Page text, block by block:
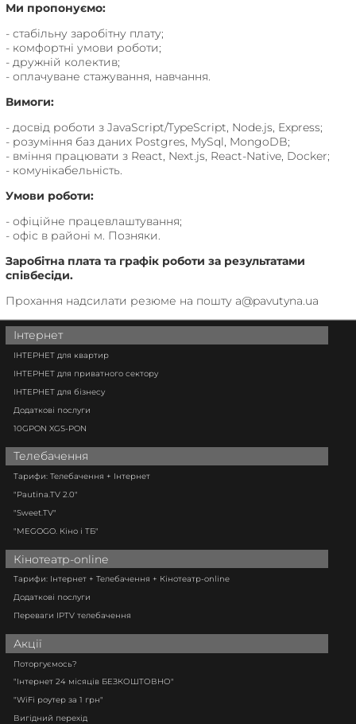
Ми пропонуємо:
- стабільну заробітну плату;
- комфортні умови роботи;
- дружній колектив;
- оплачуване стажування, навчання.
Вимоги:
- досвід роботи з JavaScript/TypeScript, Node.js, Express;
- розуміння баз даних Postgres, MySql, MongoDB;
- вміння працювати з React, Next.js, React-Native, Docker;
- комунікабельність.
Умови роботи:
- офіційне працевлаштування;
- офіс в районі м. Позняки.
Заробітна плата та графік роботи за результатами
співбесіди.
Прохання надсилати резюме на пошту a@pavutyna.ua
Інтернет
ІНТЕРНЕТ для квартир
ІНТЕРНЕТ для приватного сектору
ІНТЕРНЕТ для бізнесу
Додаткові послуги
10GPON XGS-PON
Телебачення
Тарифи: Телебачення + Інтернет
"Pautina.TV 2.0"
"Sweet.TV"
"MEGOGO. Кіно і ТБ"
Кінотеатр-online
Тарифи: Інтернет + Телебачення + Кінотеатр-online
Додаткові послуги
Переваги IPTV телебачення
Акції
Поторгуємось?
"Інтернет 24 місяців БЕЗКОШТОВНО"
"WiFi роутер за 1 грн"
Вигідний перехід